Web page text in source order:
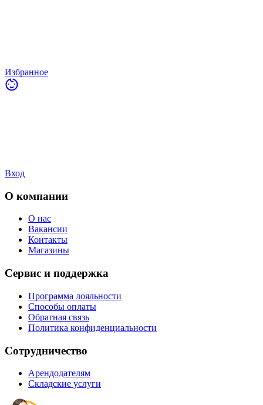
Избранное
Вход
О компании
О нас
Вакансии
Контакты
Магазины
Сервис и поддержка
Программа лояльности
Способы оплаты
Обратная связь
Политика конфиденциальности
Сотрудничество
Арендодателям
Складские услуги